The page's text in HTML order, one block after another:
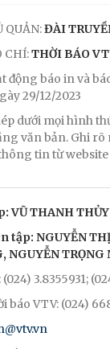
QUẢN:ĐÀI
CHÍ:THỜI BÁO
động báo in và
29/12/2023
dưới mọi hình
văn bản. Ghi rõ
tin từ website
VŨ THANH THỦY
tập: NGUYỄN
NGUYỄN TRỌNG
3.8355931;
báo VTV: (024)